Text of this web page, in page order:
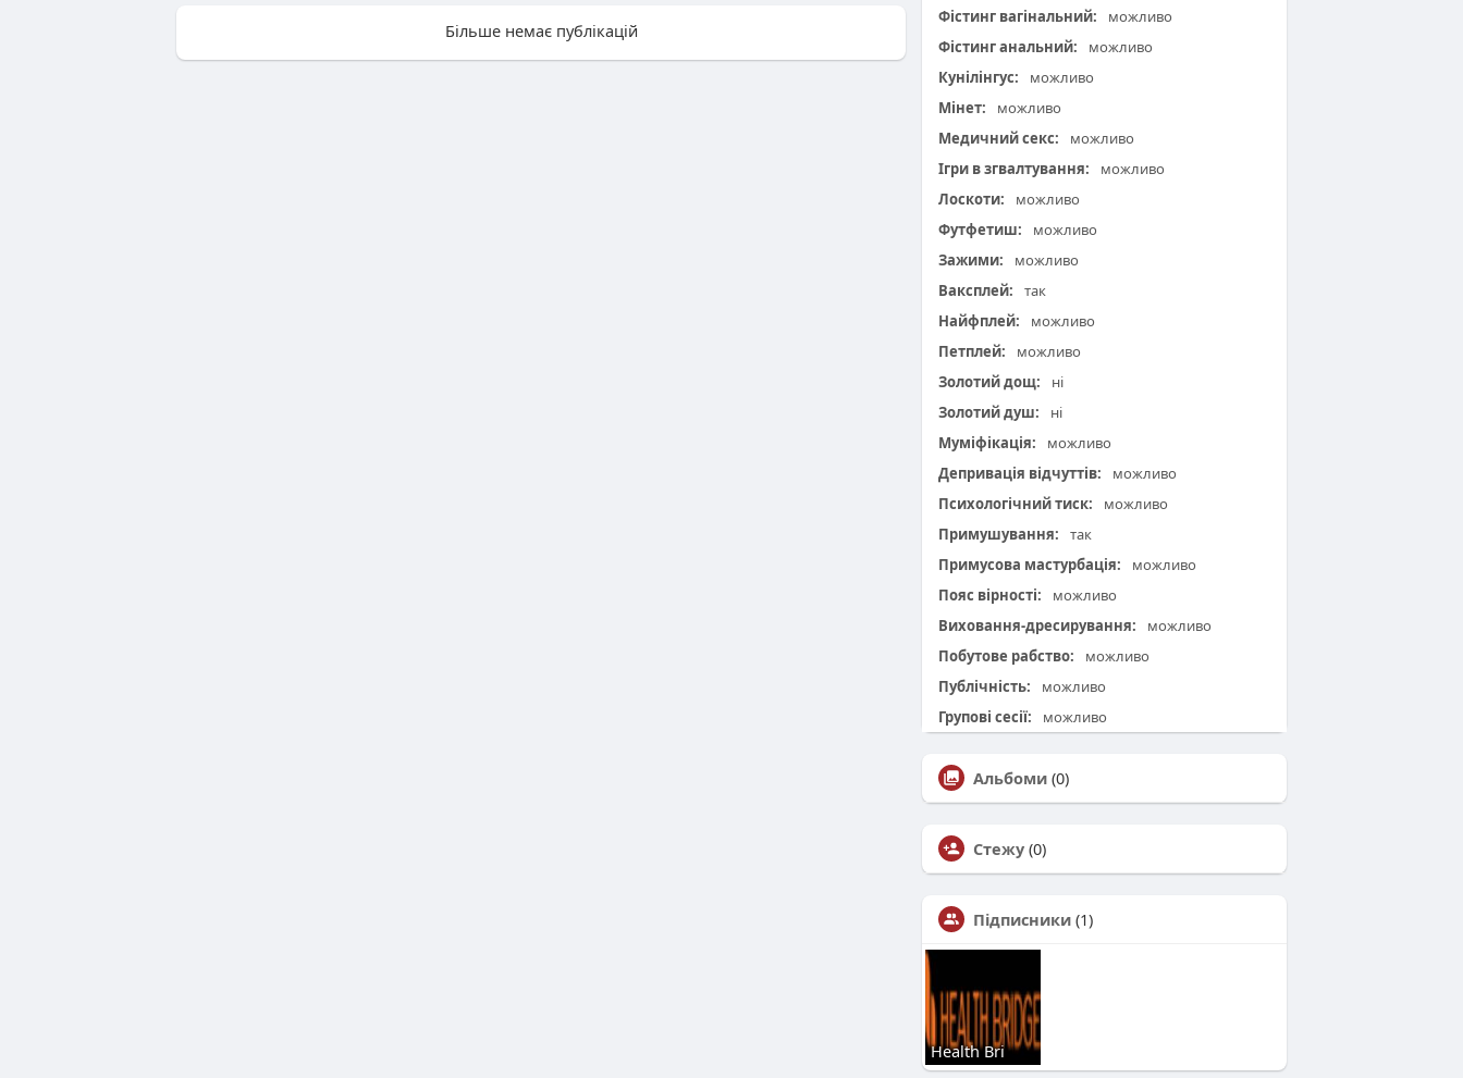
Більше немає публікацій
Фістинг вагінальний:
можливо
Фістинг анальний:
можливо
Кунілінгус:
можливо
Мінет:
можливо
Медичний секс:
можливо
Ігри в згвалтування:
можливо
Лоскоти:
можливо
Футфетиш:
можливо
Зажими:
можливо
Ваксплей:
так
Найфплей:
можливо
Петплей:
можливо
Золотий дощ:
ні
Золотий душ:
ні
Муміфікація:
можливо
Депривація відчуттів:
можливо
Психологічний тиск:
можливо
Примушування:
так
Примусова мастурбація:
можливо
Пояс вірності:
можливо
Виховання-дресирування:
можливо
Побутове рабство:
можливо
Публічність:
можливо
Групові сесії:
можливо
Альбоми (0)
Стежу (0)
Підписники (1)
Health Bri